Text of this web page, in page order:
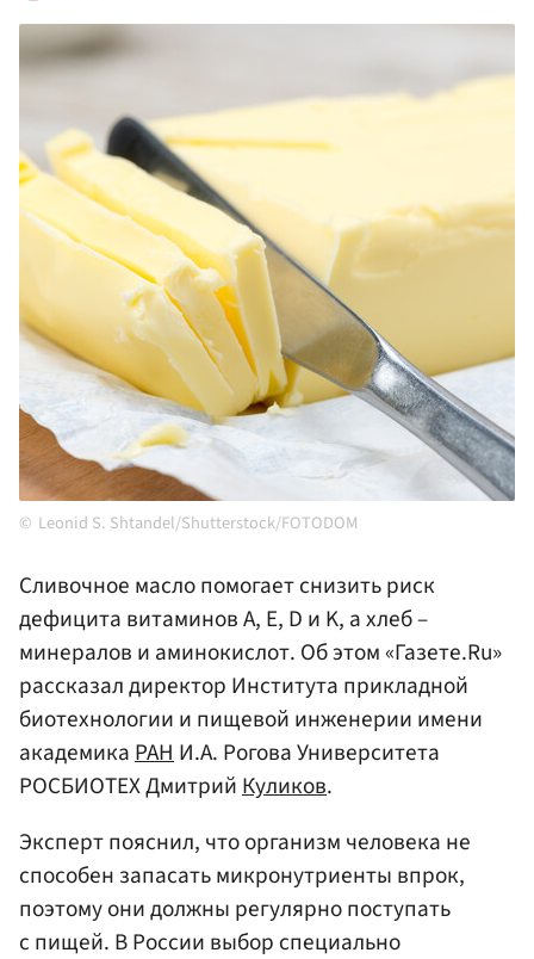
Leonid S. Shtandel/Shutterstock/FOTODOM
Сливочное масло помогает снизить риск
дефицита витаминов А, Е, D и K, а хлеб –
минералов и аминокислот. Об этом «Газете.Ru»
рассказал директор Института прикладной
биотехнологии и пищевой инженерии имени
академикаРАНИ.А. Рогова Университета
РОСБИОТЕХ ДмитрийКуликов.
Эксперт пояснил, что организм человека не
способен запасать микронутриенты впрок,
поэтому они должны регулярно поступать
с пищей. В России выбор специально